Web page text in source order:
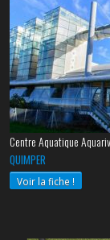
Centre Aquatique
QUIMPER
Voir la fiche !